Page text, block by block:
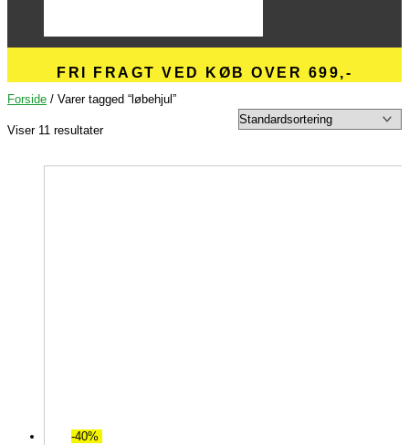
FRI FRAGT VED KØB OVER 699,-
Forside / Varer tagged “løbehjul”
Viser 11 resultater
-40%